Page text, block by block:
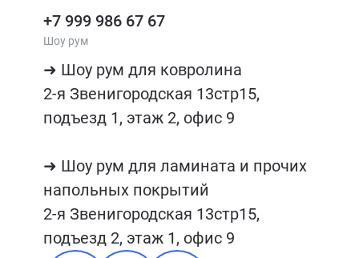
+7 999 986 67 67
Шоу рум
➜ Шоу рум для ковролина
2-я Звенигородская 13стр15,
подъезд 1, этаж 2, офис 9
➜ Шоу рум для ламината и прочих
напольных покрытий
2-я Звенигородская 13стр15,
подъезд 2, этаж 1, офис 9